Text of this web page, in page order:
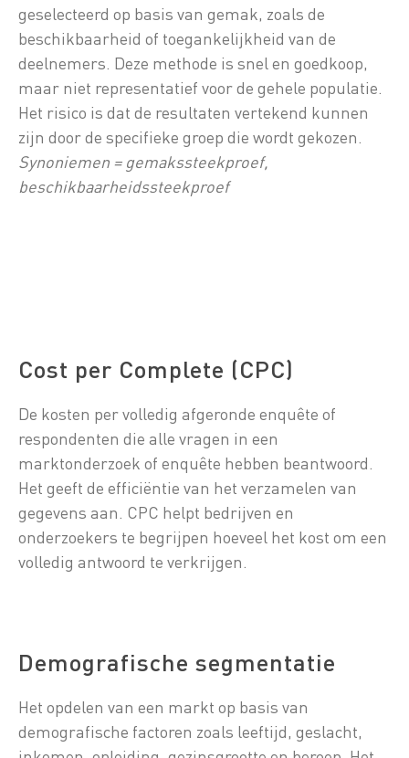
geselecteerd op basis van gemak, zoals de
beschikbaarheid of toegankelijkheid van de
deelnemers. Deze methode is snel en goedkoop,
maar niet representatief voor de gehele populatie.
Het risico is dat de resultaten vertekend kunnen
zijn door de specifieke groep die wordt gekozen.
Synoniemen = gemakssteekproef,
beschikbaarheidssteekproef
Cost per Complete (CPC)
De kosten per volledig afgeronde enquête of
respondenten die alle vragen in een
marktonderzoek of enquête hebben beantwoord.
Het geeft de efficiëntie van het verzamelen van
gegevens aan. CPC helpt bedrijven en
onderzoekers te begrijpen hoeveel het kost om een
volledig antwoord te verkrijgen.
Demografische segmentatie
Het opdelen van een markt op basis van
demografische factoren zoals leeftijd, geslacht,